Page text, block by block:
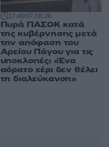
17:4907.08.26
Πυρά ΠΑΣΟΚ κατά
της κυβέρνησης μετά
την απόφαση του
Αρείου Πάγου για τις
υποκλοπές: «Ένα
αόρατο χέρι δεν θέλει
τη διαλεύκανση»